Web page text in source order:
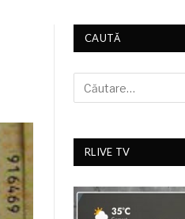
CAUTĂ
RLIVE TV